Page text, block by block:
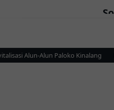
Alun-Alun Paloko Kinalang